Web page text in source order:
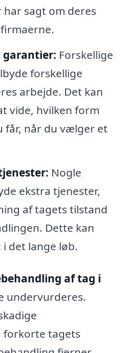
sagt om deres
garantier: Forskellige
forskellige
arbejde. Det kan
vide, hvilken form
får, når du vælger et
Nogle
ekstra tjenester,
af tagets tilstand
Dette kan
det lange løb.
af tag i
undervurderes.
forkorte tagets